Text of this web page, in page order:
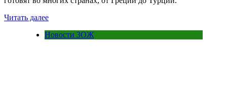
Читать далее
Новости ЗОЖ